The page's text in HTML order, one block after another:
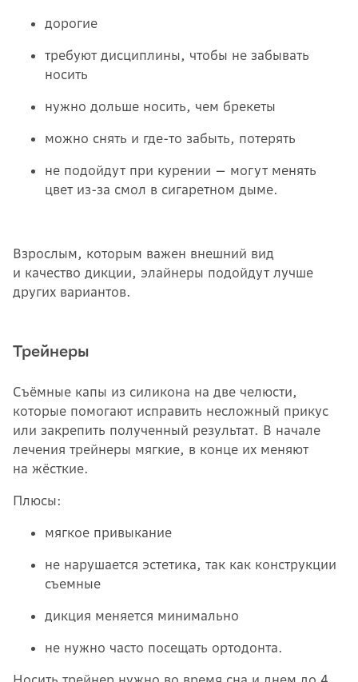
дорогие
требуют дисциплины, чтобы не забывать
носить
нужно дольше носить, чем брекеты
можно снять и где-то забыть, потерять
не подойдут при курении — могут менять
цвет из-за смол в сигаретном дыме.
Взрослым, которым важен внешний вид
и качество дикции, элайнеры подойдут лучше
других вариантов.
Трейнеры
Съёмные капы из силикона на две челюсти,
которые помогают исправить несложный прикус
или закрепить полученный результат. В начале
лечения трейнеры мягкие, в конце их меняют
на жёсткие.
Плюсы:
мягкое привыкание
не нарушается эстетика, так как конструкции
съемные
дикция меняется минимально
не нужно часто посещать ортодонта.